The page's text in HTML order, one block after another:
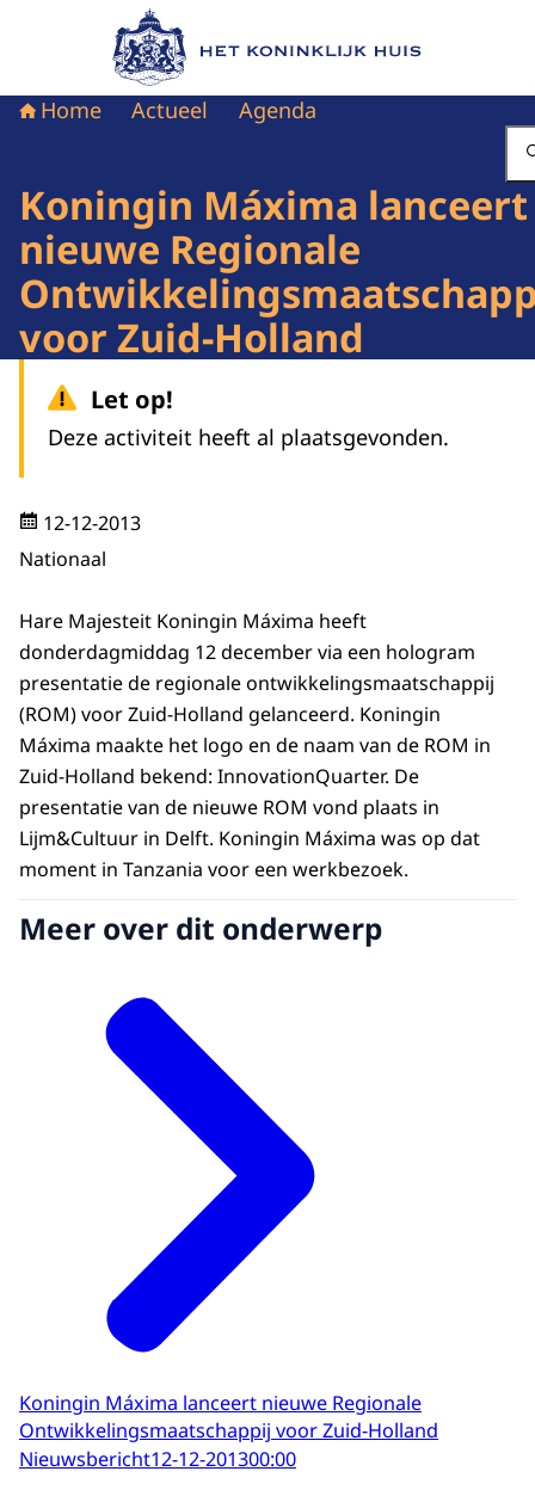
Naar de homepage van Het Koninklijk Huis
Home Actueel Agenda
Koningin Máxima lanceert
nieuwe Regionale
voor Zuid-Holland
Let op!
Deze activiteit heeft al plaatsgevonden.
12-12-2013
Nationaal
Hare Majesteit Koningin Máxima heeft
donderdagmiddag 12 december via een hologram
presentatie de regionale ontwikkelingsmaatschappij
(ROM) voor Zuid-Holland gelanceerd. Koningin
Máxima maakte het logo en de naam van de ROM in
Zuid-Holland bekend: InnovationQuarter. De
presentatie van de nieuwe ROM vond plaats in
Lijm&Cultuur in Delft. Koningin Máxima was op dat
moment in Tanzania voor een werkbezoek.
Meer over dit onderwerp
Koningin Máxima lanceert nieuwe Regionale
Ontwikkelingsmaatschappij voor Zuid-Holland
Nieuwsbericht12-12-201300:00